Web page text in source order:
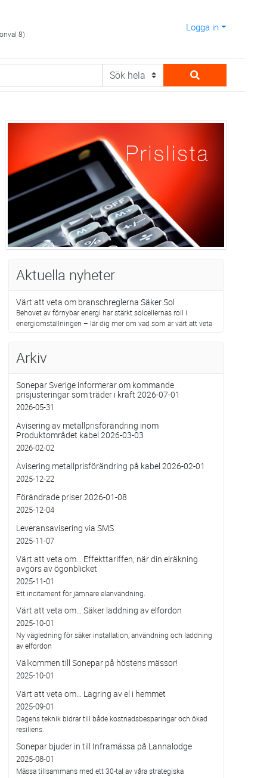
8)
Logga in
Aktuella nyheter
Värt att veta om branschreglerna Säker Sol
Behovet av förnybar energi har stärkt solcellernas roll i
energiomställningen – lär dig mer om vad som är värt att veta
Arkiv
Sonepar Sverige informerar om kommande
prisjusteringar som träder i kraft 2026-07-01
2026-05-31
Avisering av metallprisförändring inom
Produktområdet kabel 2026-03-03
2026-02-02
Avisering metallprisförändring på kabel 2026-02-01
2025-12-22
Förändrade priser 2026-01-08
2025-12-04
Leveransavisering via SMS
2025-11-07
Värt att veta om… Effekttariffen, när din elräkning
avgörs av ögonblicket
2025-11-01
Ett incitament för jämnare elanvändning.
Värt att veta om… Säker laddning av elfordon
2025-10-01
Ny vägledning för säker installation, användning och laddning
av elfordon
Välkommen till Sonepar på höstens mässor!
2025-10-01
Värt att veta om... Lagring av el i hemmet
2025-09-01
Dagens teknik bidrar till både kostnadsbesparingar och ökad
resiliens.
Sonepar bjuder in till Inframässa på Lannalodge
2025-08-01
Mässa tillsammans med ett 30-tal av våra strategiska